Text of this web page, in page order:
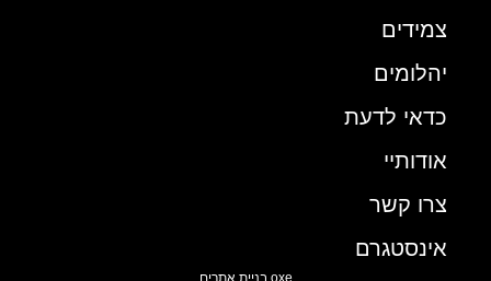
צמידים
יהלומים
כדאי לדעת
אודותיי
צרו קשר
אינסטגרם
oxe בניית אתרים